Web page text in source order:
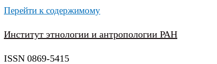
Перейти к содержимому
Институт этнологии и антропологии РАН
ISSN 0869-5415